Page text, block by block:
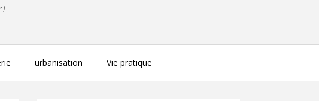
!
urbanisation Vie pratique